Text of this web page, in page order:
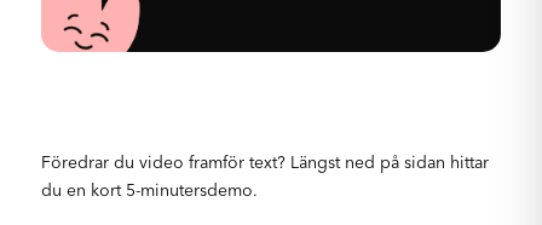
Föredrar du video framför text? Längst ned på sidan hittar
du en kort 5-minutersdemo.